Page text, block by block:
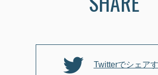
b
o
k
Twitterでシェア